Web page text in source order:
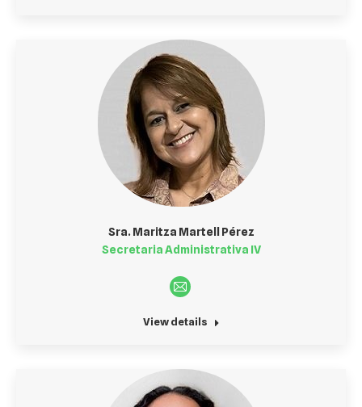
Sra. Maritza Martell Pérez
Secretaria Administrativa IV
E-
mail
View details